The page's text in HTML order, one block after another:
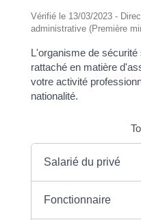
Vérifié le 13/03/2023 -
administrative (Première
L'organisme de
rattaché en matière
votre activité
nationalité.
Salarié du privé
Fonctionnaire